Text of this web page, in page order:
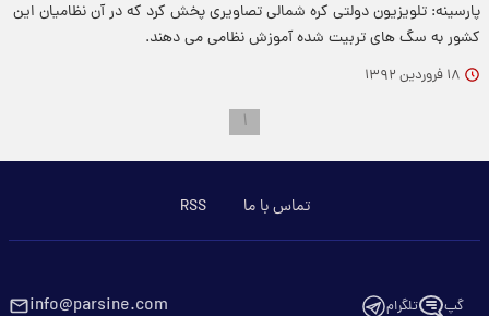
پارسینه: تلویزیون دولتی کره شمالی تصاویری پخش کرد که در آن نظامیان این
کشور به سگ های تربیت شده آموزش نظامی می دهند.
۱۸ فروردین ۱۳۹۲
۱
تماس با ما RSS
گپ تلگرام info@parsine.com